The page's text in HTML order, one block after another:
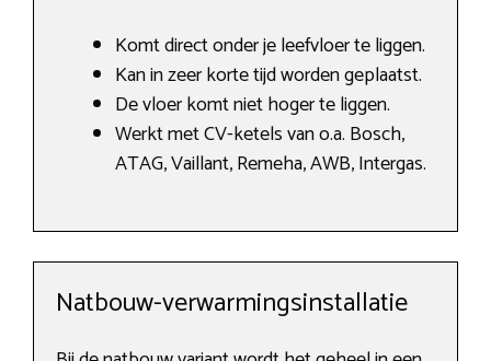
Komt direct onder je leefvloer te liggen.
Kan in zeer korte tijd worden geplaatst.
De vloer komt niet hoger te liggen.
Werkt met CV-ketels van o.a. Bosch,
ATAG, Vaillant, Remeha, AWB, Intergas.
Natbouw-verwarmingsinstallatie